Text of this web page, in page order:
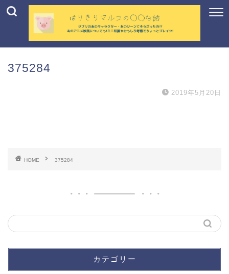
375284
2019年5月20日
HOME 375284
カテゴリー